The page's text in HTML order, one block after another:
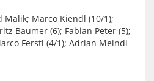
Malik; Marco Kiendl (10/1);
Baumer (6); Fabian Peter (5);
Ferstl (4/1); Adrian Meindl